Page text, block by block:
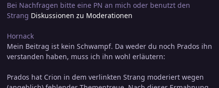
Bei Nachfragen bitte eine PN an mich oder benutzt den
Strang Diskussionen zu Moderationen
Hornack
Mein Beitrag ist kein Schwampf. Da weder du noch Prados ihn
verstanden haben, muss ich ihn wohl erläutern:
Prados hat Crion in dem verlinkten Strang moderiert wegen